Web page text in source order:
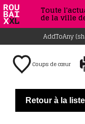
Toute
de la ville
AddToAny
Coups de cœur
Retour à la